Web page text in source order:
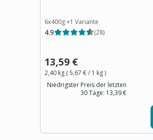
6x400g+1 Variante
4.9 (28)
13,59 €
2,40 kg (5,67 €/ 1 kg)
Niedrigster Preis der letzten
30 Tage: 13,39 €